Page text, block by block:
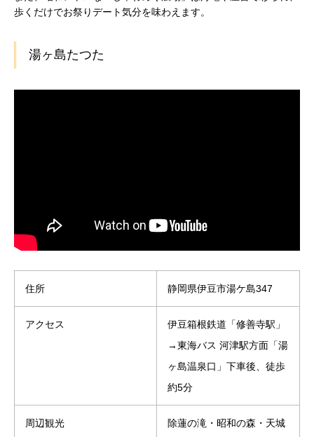
歩くだけでお祭りデート気分を味わえます。
湯ヶ島たつた
住所 静岡県伊豆市湯ケ島347
アクセス
伊豆箱根鉄道「修善寺駅」
→東海バス 河津駅方面「湯
ヶ島温泉口」下車後、徒歩
約5分
周辺観光
除蓮の滝・昭和の森・天城